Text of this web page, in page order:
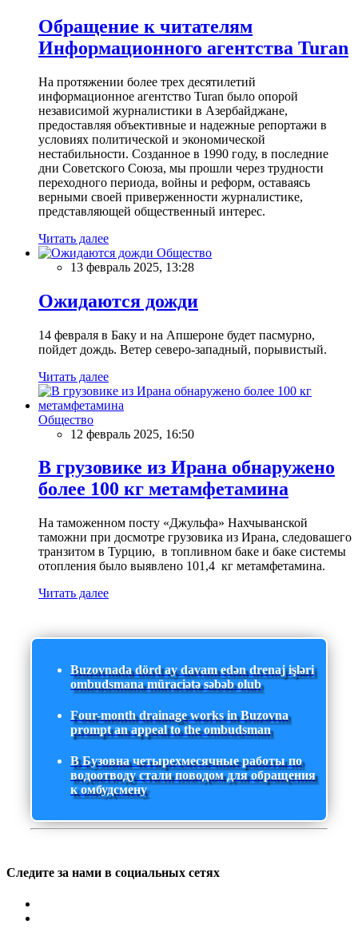
Обращение к читателям
Информационного агентства Turan
На протяжении более трех десятилетий
информационное агентство Turan было опорой
независимой журналистики в Азербайджане,
предоставляя объективные и надежные репортажи в
условиях политической и экономической
нестабильности. Созданное в 1990 году, в последние
дни Советского Союза, мы прошли через трудности
переходного периода, войны и реформ, оставаясь
верными своей приверженности журналистике,
представляющей общественный интерес.
Читать далее
Общество
13 февраль 2025, 13:28
Ожидаются дожди
14 февраля в Баку и на Апшероне будет пасмурно,
пойдет дождь. Ветер северо-западный, порывистый.
Читать далее
Общество
12 февраль 2025, 16:50
В грузовике из Ирана обнаружено
более 100 кг метамфетамина
На таможенном посту «Джульфа» Нахчыванской
таможни при досмотре грузовика из Ирана, следовашего
транзитом в Турцию, в топливном баке и баке системы
отопления было выявлено 101,4 кг метамфетамина.
Читать далее
Buzovnada dörd ay davam edən drenaj işləri
ombudsmana müraciətə səbəb olub
Four-month drainage works in Buzovna
prompt an appeal to the ombudsman
В Бузовна четырехмесячные работы по
водоотводу стали поводом для обращения
к омбудсмену
Следите за нами в социальных сетях